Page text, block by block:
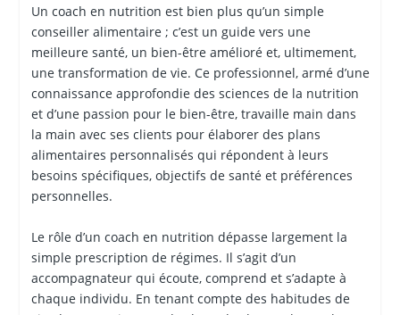
Un coach en nutrition est bien plus qu’un simple
conseiller alimentaire ; c’est un guide vers une
meilleure santé, un bien-être amélioré et, ultimement,
une transformation de vie. Ce professionnel, armé d’une
connaissance approfondie des sciences de la nutrition
et d’une passion pour le bien-être, travaille main dans
la main avec ses clients pour élaborer des plans
alimentaires personnalisés qui répondent à leurs
besoins spécifiques, objectifs de santé et préférences
personnelles.
Le rôle d’un coach en nutrition dépasse largement la
simple prescription de régimes. Il s’agit d’un
accompagnateur qui écoute, comprend et s’adapte à
chaque individu. En tenant compte des habitudes de